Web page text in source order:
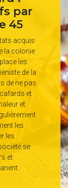
par
45
acquis
la colonie
les
de la
de ne pas
et
et
les
les
se
et